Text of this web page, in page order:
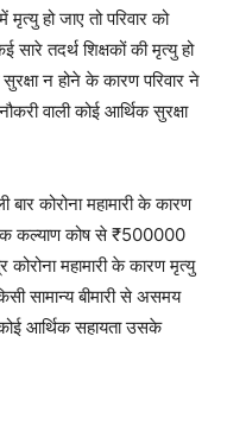
हो जाए तो परिवार को
सारे तदर्थ शिक्षकों की मृत्यु हो
न होने के कारण परिवार ने
वाली कोई आर्थिक सुरक्षा
बार कोरोना महामारी के कारण
कल्याण कोष से ₹500000
महामारी के कारण मृत्यु
सामान्य बीमारी से असमय
आर्थिक सहायता उसके